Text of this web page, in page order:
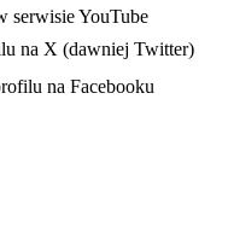
serwisie YouTube
na X (dawniej Twitter)
na Facebooku